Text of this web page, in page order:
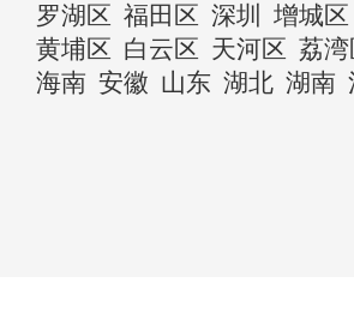
罗湖区 福田区 深圳 增城区
黄埔区 白云区 天河区 荔湾
海南 安徽 山东 湖北 湖南